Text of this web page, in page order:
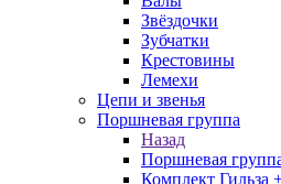
Звёздочки
Зубчатки
Крестовины
Лемехи
Цепи и звенья
Поршневая группа
Назад
Поршневая
Комплект Гильза